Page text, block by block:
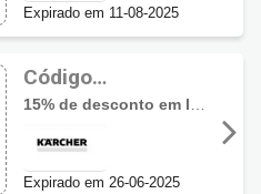
Expirado em 11-08-2025
Código
promocional
OFF
Expirado em 26-06-2025